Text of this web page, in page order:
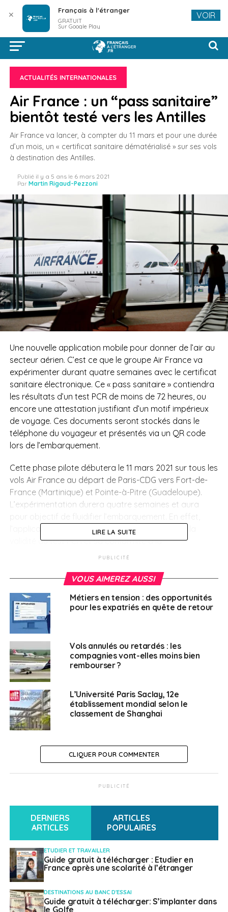
ACTUALITÉS INTERNATIONALES
Air France : un “pass sanitaire”
bientôt testé vers les Antilles
Air France va lancer, à compter du 11 mars et pour une durée
d’un mois, un « certificat sanitaire dématérialisé » sur ses vols
à destination des Antilles.
Publié il y a 5 ans le 6 mars 2021
Par Martin Rigaud-Pezzoni
Une nouvelle application mobile pour donner de l’air au
secteur aérien. C’est ce que le groupe Air France va
expérimenter durant quatre semaines avec le certificat
sanitaire électronique. Ce « pass sanitaire » contiendra
les résultats d’un test PCR de moins de 72 heures, ou
encore une attestation justifiant d’un motif impérieux
de voyage. Ces documents seront stockés dans le
téléphone du voyageur et présentés via un QR code
lors de l’embarquement.
Cette phase pilote débutera le 11 mars 2021 sur tous les
vols Air France au départ de Paris-CDG vers Fort-de-
France (Martinique) et Pointe-à-Pitre (Guadeloupe).
L’expérimentation durera quatre semaines et aura
l’application permettra de vérifier efficacement la
validité du test PCR et sa conformité à la
réglementation du pays de destination.
Test sécurisé sur la
base du volontariat
Baptisé « AOK Pass » (Anticorps OK), ce certificat
MedAire. Cette dernière a passé des accords avec
deux laboratoires d’analyses médicales, Biogroup et
Cerballiance. Ces laboratoires partenaires
transmettront automatiquement les résultats des tests
PCR négatifs vers l’application. Air France assure que
les données personnelles des voyageurs ne sont
conservées sur aucun serveur et que le réseau est
Cette première expérimentation en France «
réalisée sur la base du volontariat, afin de tester le
fonctionnement de l’application en conditions réelles et
partagera ce retour d’expérience avec les autres
compagnies aériennes de l’alliance Skyteam, qui
testent actuellement différentes solutions de
compagnie aérienne dans un communiqué.
Passeport vaccinal en
ligne de mire
LIRE LA SUITE
PUBLICITÉ
VOUS AIMEREZ AUSSI
Métiers en tension : des opportunités
pour les expatriés en quête de retour
Vols annulés ou retardés : les
compagnies vont-elles moins bien
rembourser ?
L’Université Paris Saclay, 12e
établissement mondial selon le
classement de Shanghai
CLIQUER POUR COMMENTER
PUBLICITÉ
DERNIERS
ARTICLES
ARTICLES
POPULAIRES
ETUDIER ET TRAVAILLER
Guide gratuit à télécharger : Etudier en
France après une scolarité à l’étranger
DESTINATIONS AU BANC D'ESSAI
Guide gratuit à télécharger: S’implanter dans
le Golfe
✕ Français à l'étranger
GRATUIT
Sur Google Play
VOIR